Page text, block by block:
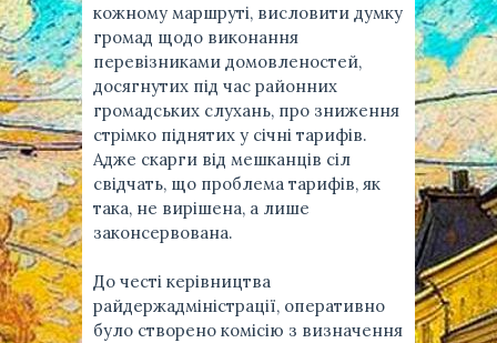
кожному маршруті, висловити думку
громад щодо виконання
перевізниками домовленостей,
досягнутих під час районних
громадських слухань, про зниження
стрімко піднятих у січні тарифів.
Адже скарги від мешканців сіл
свідчать, що проблема тарифів, як
така, не вирішена, а лише
законсервована.
До честі керівництва
райдержадміністрації, оперативно
було створено комісію з визначення